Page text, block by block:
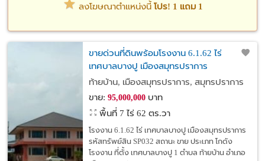
ลงโฆษณาตำแหน่งนี้ โปร! 1 แถม 1
ขายด่วนที่ดินพร้อมโรงงาน 6.1.62 ไร่
เทศบาลบางปู เมืองสมุทรปราการ
ท้ายบ้าน, เมืองสมุทรปราการ, สมุทรปราการ
ขาย: 95,000,000บาท
พื้นที่ 7 ไร่ 62 ตร.วา
โรงงาน 6.1.62 ไร่ เทศบาลบางปู เมืองสมุทรปราการ
รหัสทรัพย์สิน SP032 สถานะ ขาย ประเภท โกดัง
โรงงาน ที่ตั้ง เทศบาลบางปู 1 ตำบล ท้ายบ้าน อำเภอ